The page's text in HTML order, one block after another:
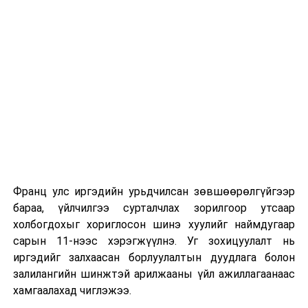
Франц улс иргэдийн урьдчилсан зөвшөөрөлгүйгээр
бараа, үйлчилгээ сурталчлах зорилгоор утсаар
холбогдохыг хориглосон шинэ хуулийг наймдугаар
сарын 11-нээс хэрэгжүүлнэ. Уг зохицуулалт нь
иргэдийг залхаасан борлуулалтын дуудлага болон
залилангийн шинжтэй арилжааны үйл ажиллагаанаас
хамгаалахад чиглэжээ.